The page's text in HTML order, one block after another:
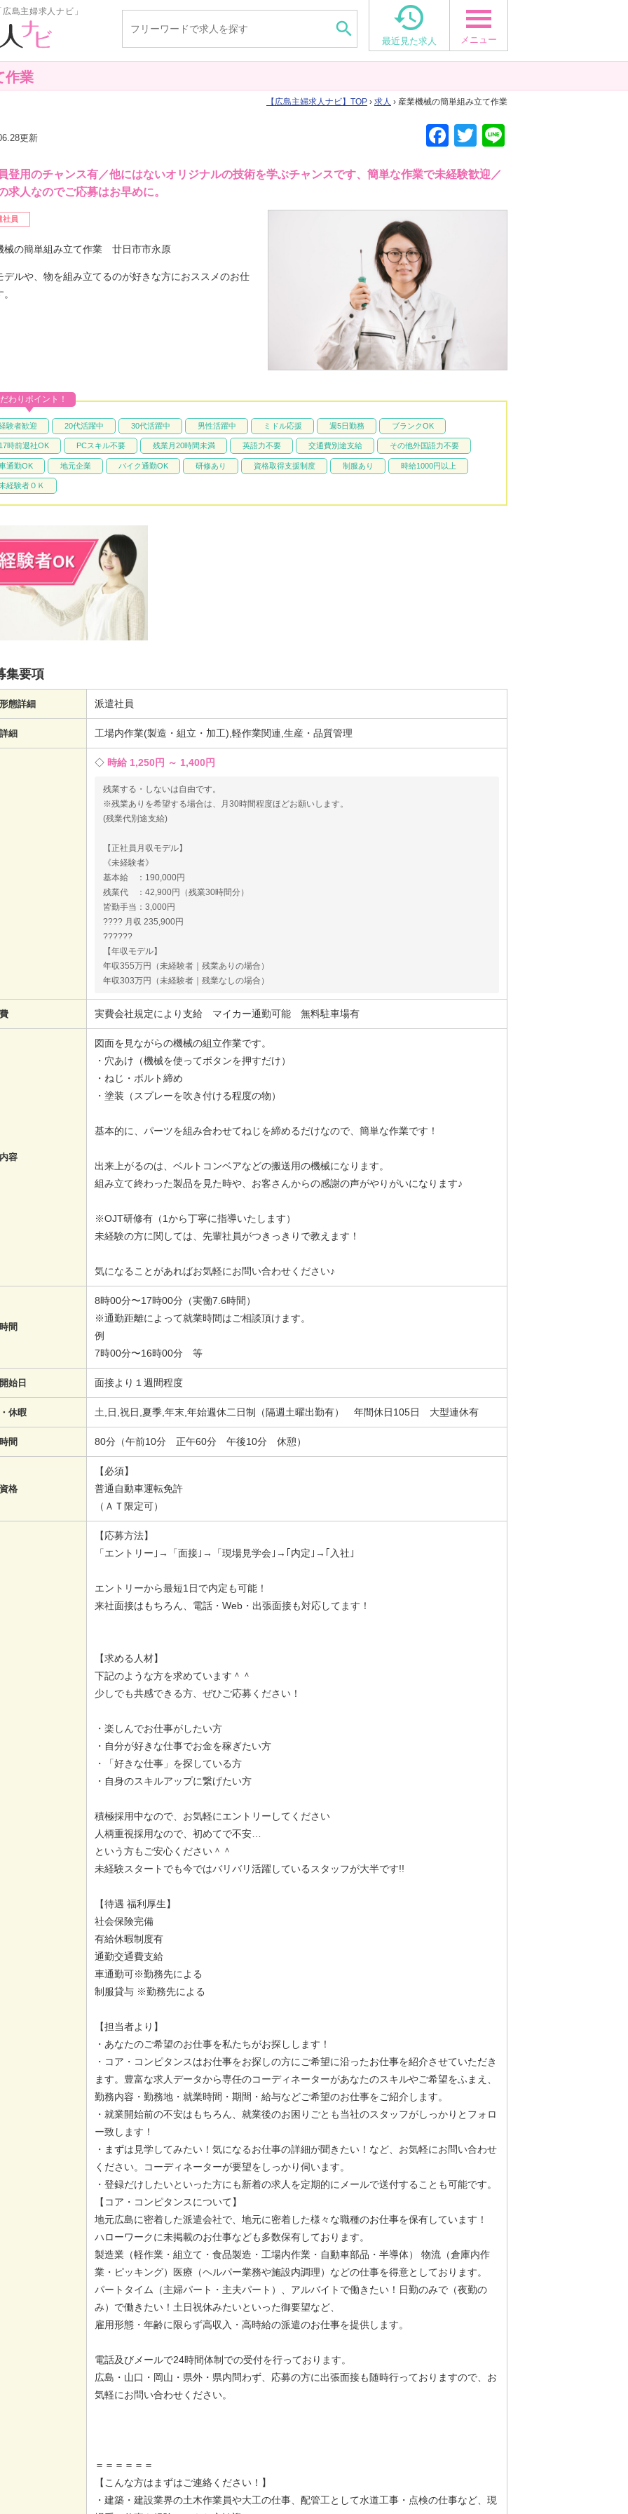
島主婦求人ナビ」
 
最近見た求人 メニュー
作業
広島主婦求人ナビ TOP › 求人 › 産業機械の簡単組み立て作業
更新
登用のチャンス有／他にはないオリジナルの技術を学ぶチャンスです、簡単な作業で未経験歓迎／
求人なのでご応募はお早めに。
社員
F
c
T
tt
械の簡単組み立て作業 廿日市市永原
デルや、物を組み立てるのが好きな方におススメのお仕
験者歓迎 20代活躍中 30代活躍中 男性活躍中 ミドル応援 週5日勤務 ブランクOK
17時前退社OK PCスキル不要 残業月20時間未満 英語力不要 交通費別途支給 その他外国語力不要
通勤OK 地元企業 バイク通勤OK 研修あり 資格取得支援制度 制服あり 時給1000円以上
経験者ＯＫ
わりポイント！
集要項
態詳細 派遣社員
細 工場内作業(製造・組立・加工),軽作業関連,生産・品質管理
時給 1,250円 ～ 1,400円
残業する・しないは自由です。
※残業ありを希望する場合は、月30時間程度ほどお願いします。
(残業代別途支給)
【正社員月収モデル】
《未経験者》
基本給 ：190,000円
残業代 ：42,900円（残業30時間分）
皆勤手当：3,000円
???? 月収 235,900円
??????
【年収モデル】
年収355万円（未経験者｜残業ありの場合）
年収303万円（未経験者｜残業なしの場合）
実費会社規定により支給 マイカー通勤可能 無料駐車場有
容
図面を見ながらの機械の組立作業です。
・穴あけ（機械を使ってボタンを押すだけ）
・ねじ・ボルト締め
・塗装（スプレーを吹き付ける程度の物）
基本的に、パーツを組み合わせてねじを締めるだけなので、簡単な作業です！
出来上がるのは、ベルトコンベアなどの搬送用の機械になります。
組み立て終わった製品を見た時や、お客さんからの感謝の声がやりがいになります♪
※OJT研修有（1から丁寧に指導いたします）
未経験の方に関しては、先輩社員がつきっきりで教えます！
気になることがあればお気軽にお問い合わせください♪
間
8時00分〜17時00分（実働7.6時間）
※通勤距離によって就業時間はご相談頂けます。
例
7時00分〜16時00分 等
始日 面接より１週間程度
休暇 土,日,祝日,夏季,年末,年始週休二日制（隔週土曜出勤有） 年間休日105日 大型連休有
間 80分（午前10分 正午60分 午後10分 休憩）
格
【必須】
普通自動車運転免許
（ＡＴ限定可）
【応募方法】
「エントリー｣→「面接｣→「現場見学会｣→｢内定｣→｢入社｣
エントリーから最短1日で内定も可能！
来社面接はもちろん、電話・Web・出張面接も対応してます！
【求める人材】
下記のような方を求めています＾＾
少しでも共感できる方、ぜひご応募ください！
・楽しんでお仕事がしたい方
・自分が好きな仕事でお金を稼ぎたい方
・「好きな仕事」を探している方
・自身のスキルアップに繋げたい方
積極採用中なので、お気軽にエントリーしてください
人柄重視採用なので、初めてで不安…
という方もご安心ください＾＾
未経験スタートでも今ではバリバリ活躍しているスタッフが大半です!!
【待遇 福利厚生】
社会保険完備
有給休暇制度有
通勤交通費支給
車通勤可※勤務先による
制服貸与 ※勤務先による
【担当者より】
・あなたのご希望のお仕事を私たちがお探しします！
・コア・コンピタンスはお仕事をお探しの方にご希望に沿ったお仕事を紹介させていただき
ます。豊富な求人データから専任のコーディネーターがあなたのスキルやご希望をふまえ、
勤務内容・勤務地・就業時間・期間・給与などご希望のお仕事をご紹介します。
・就業開始前の不安はもちろん、就業後のお困りごとも当社のスタッフがしっかりとフォロ
ー致します！
・まずは見学してみたい！気になるお仕事の詳細が聞きたい！など、お気軽にお問い合わせ
ください。コーディネーターが要望をしっかり伺います。
・登録だけしたいといった方にも新着の求人を定期的にメールで送付することも可能です。
【コア・コンピタンスについて】
地元広島に密着した派遣会社で、地元に密着した様々な職種のお仕事を保有しています！
ハローワークに未掲載のお仕事なども多数保有しております。
製造業（軽作業・組立て・食品製造・工場内作業・自動車部品・半導体） 物流（倉庫内作
業・ピッキング）医療（ヘルパー業務や施設内調理）などの仕事を得意としております。
パートタイム（主婦パート・主夫パート）、アルバイトで働きたい！日勤のみで（夜勤の
み）で働きたい！土日祝休みたいといった御要望など、
雇用形態・年齢に限らず高収入・高時給の派遣のお仕事を提供します。
電話及びメールで24時間体制での受付を行っております。
広島・山口・岡山・県外・県内問わず、応募の方に出張面接も随時行っておりますので、お
気軽にお問い合わせください。
＝＝＝＝＝＝
【こんな方はまずはご連絡ください！】
・建築・建設業界の土木作業員や大工の仕事、配管工として水道工事・点検の仕事など、現